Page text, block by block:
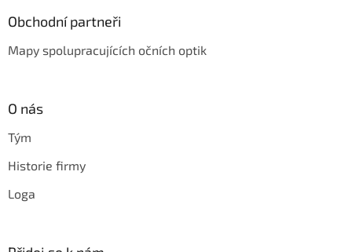
Obchodní partneři
Mapy spolupracujících očních optik
O nás
Tým
Historie firmy
Loga